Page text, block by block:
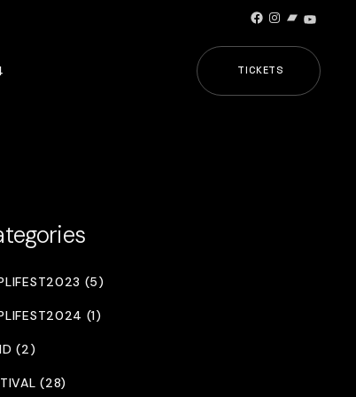
Facebook
Instagram
Bandcamp
TICKETS
(5)
(1)
(2)
(28)